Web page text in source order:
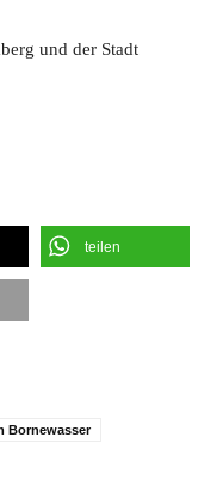
und der Stadt
teilen
Bornewasser